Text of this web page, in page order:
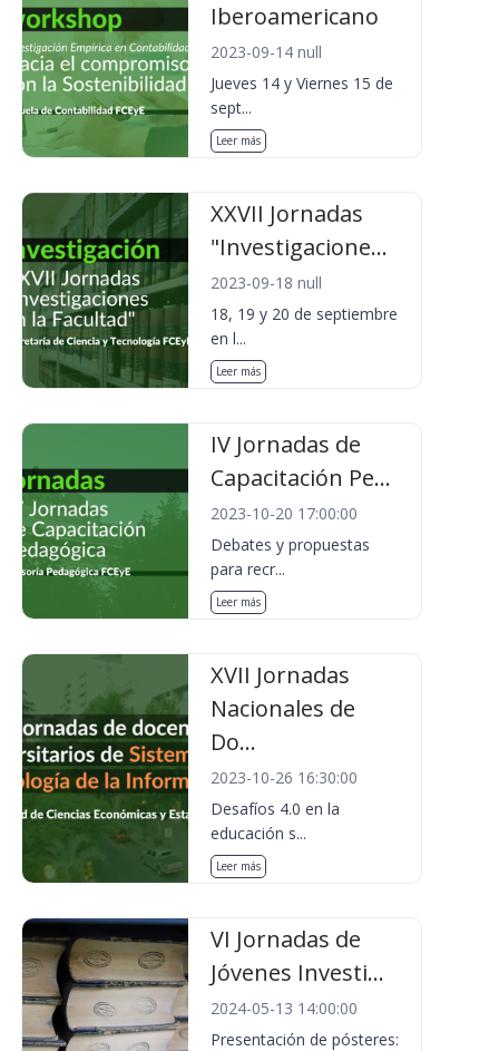
Iberoamericano
2023-09-14 null
Jueves 14 y Viernes 15 de
sept...
Leer más
XXVII Jornadas
"Investigacione...
2023-09-18 null
18, 19 y 20 de septiembre
en l...
Leer más
IV Jornadas de
Capacitación Pe...
2023-10-20 17:00:00
Debates y propuestas
para recr...
Leer más
XVII Jornadas
Nacionales de
Do...
2023-10-26 16:30:00
Desafíos 4.0 en la
educación s...
Leer más
VI Jornadas de
Jóvenes Investi...
2024-05-13 14:00:00
Presentación de pósteres: